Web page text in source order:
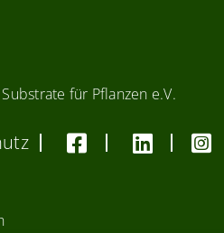
für Pflanzen e.V.